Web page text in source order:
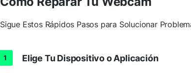
Sigue Estos Rápidos Pasos para Solucionar
Elige Tu Dispositivo o Aplicación